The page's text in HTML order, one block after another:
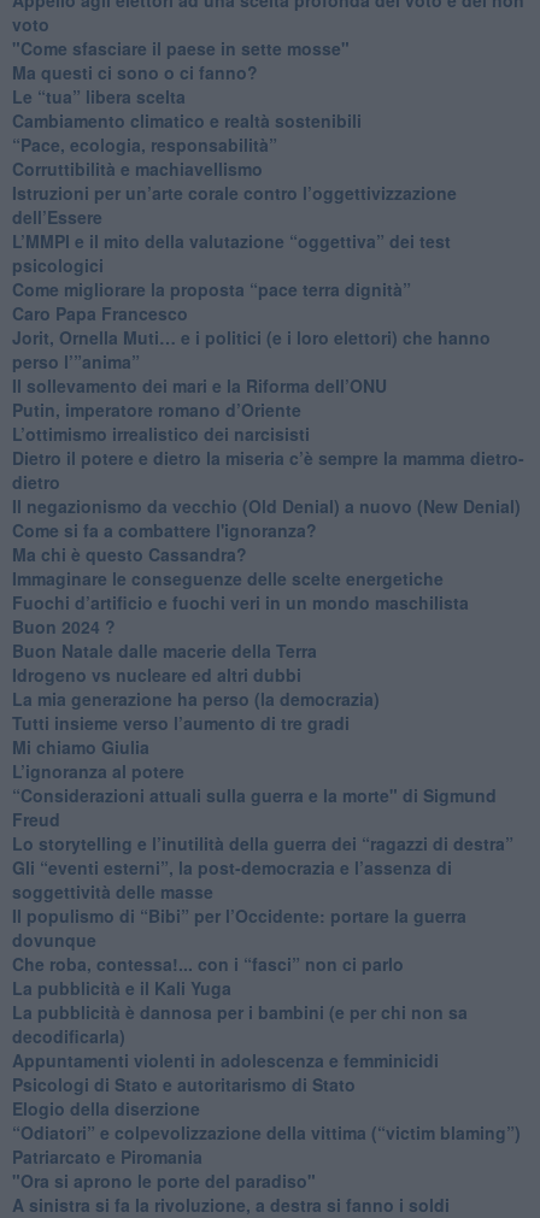
voto
"Come sfasciare il paese in sette mosse"
​Ma questi ci sono o ci fanno?
​Le “tua” libera scelta
Cambiamento climatico e realtà sostenibili
“Pace, ecologia, responsabilità”
​Corruttibilità e machiavellismo
Istruzioni per un’arte corale contro l’oggettivizzazione
dell’Essere
​L’MMPI e il mito della valutazione “oggettiva” dei test
psicologici
Come migliorare la proposta “pace terra dignità”
Caro Papa Francesco
​Jorit, Ornella Muti… e i politici (e i loro elettori) che hanno
perso l’”anima”
​Il sollevamento dei mari e la Riforma dell’ONU
Putin, imperatore romano d’Oriente
​L’ottimismo irrealistico dei narcisisti
​Dietro il potere e dietro la miseria c’è sempre la mamma dietro-
dietro
Il negazionismo da vecchio (Old Denial) a nuovo (New Denial)
Come si fa a combattere l'ignoranza?
Ma chi è questo Cassandra?
Immaginare le conseguenze delle scelte energetiche
​Fuochi d’artificio e fuochi veri in un mondo maschilista
Buon 2024 ?
​Buon Natale dalle macerie della Terra
​Idrogeno vs nucleare ed altri dubbi
​La mia generazione ha perso (la democrazia)
​Tutti insieme verso l’aumento di tre gradi
Mi chiamo Giulia
L’ignoranza al potere
​“Considerazioni attuali sulla guerra e la morte" di Sigmund
Freud
​Lo storytelling e l’inutilità della guerra dei “ragazzi di destra”
​Gli “eventi esterni”, la post-democrazia e l’assenza di
soggettività delle masse
​Il populismo di “Bibi” per l’Occidente: portare la guerra
dovunque
​Che roba, contessa!... con i “fasci” non ci parlo
La pubblicità e il Kali Yuga
​La pubblicità è dannosa per i bambini (e per chi non sa
decodificarla)
​Appuntamenti violenti in adolescenza e femminicidi
​Psicologi di Stato e autoritarismo di Stato
Elogio della diserzione
“Odiatori” e colpevolizzazione della vittima (“victim blaming”)
​Patriarcato e Piromania
"Ora si aprono le porte del paradiso"
​A sinistra si fa la rivoluzione, a destra si fanno i soldi